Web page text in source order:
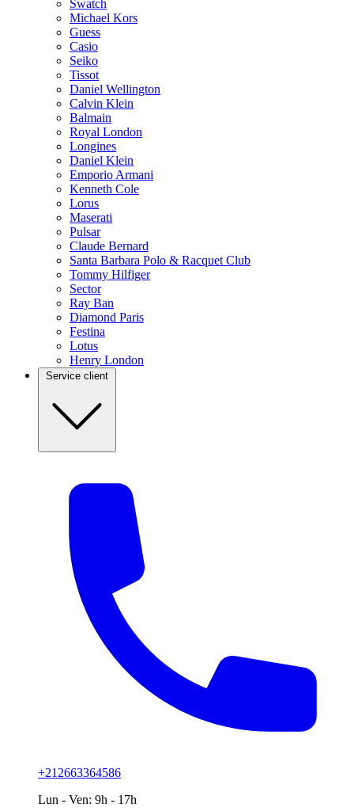
Swatch
Michael Kors
Guess
Casio
Seiko
Tissot
Daniel Wellington
Calvin Klein
Balmain
Royal London
Longines
Daniel Klein
Emporio Armani
Kenneth Cole
Lorus
Maserati
Pulsar
Claude Bernard
Santa Barbara Polo & Racquet Club
Tommy Hilfiger
Sector
Ray Ban
Diamond Paris
Festina
Lotus
Henry London
Service client
+212663364586
Lun - Ven: 9h - 17h